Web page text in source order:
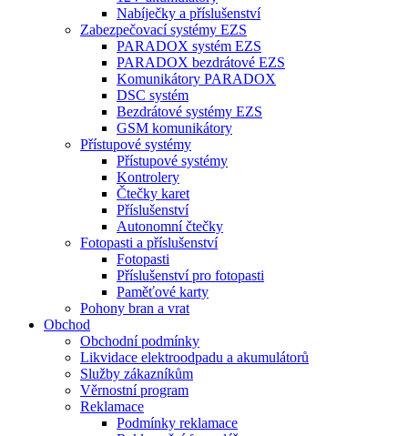
Nabíječky a příslušenství
Zabezpečovací systémy EZS
PARADOX systém EZS
PARADOX bezdrátové EZS
Komunikátory PARADOX
DSC systém
Bezdrátové systémy EZS
GSM komunikátory
Přístupové systémy
Přístupové systémy
Kontrolery
Čtečky karet
Příslušenství
Autonomní čtečky
Fotopasti a příslušenství
Fotopasti
Příslušenství pro fotopasti
Paměťové karty
Pohony bran a vrat
Obchod
Obchodní podmínky
Likvidace elektroodpadu a akumulátorů
Služby zákazníkům
Věrnostní program
Reklamace
Podmínky reklamace